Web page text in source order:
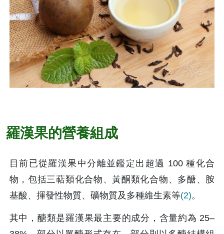
羅漢果的營養組成
目前已從羅漢果中分離並鑑定出超過 100 種化合
物，包括三萜類化合物、黃酮類化合物、多醣、胺
基酸、揮發性物質、礦物質及多種維生素等(2)。
其中，醣類是羅漢果最主要的成分，含量約為 25–